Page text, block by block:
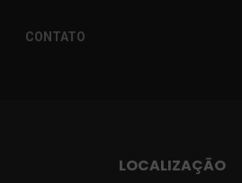
CONTATO
LOCALIZAÇÃO